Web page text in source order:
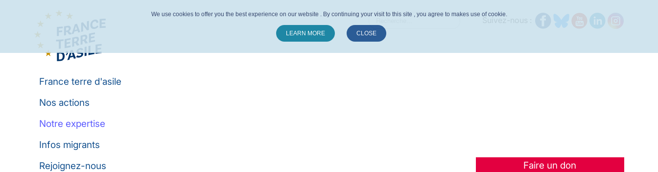
France terre d'asile
Nos actions
Notre expertise
Infos migrants
Faire un don
Rejoignez-nous
We use cookies to offer you the best experience on our website . By continuing your visit to this site , you agree to makes use of cookie.
LEARN MORE CLOSE